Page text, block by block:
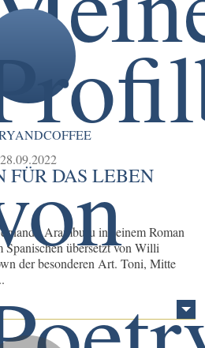
28.09.2022
FÜR DAS LEBEN
Aramburu in seinem Roman
übersetzt von Willi
der besonderen Art. Toni, Mitte